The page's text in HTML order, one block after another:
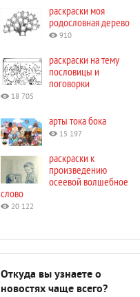
раскраски моя
родословная дерево
910
раскраски на тему
пословицы и
поговорки
18 705
арты тока бока
15 197
раскраски к
произведению
осеевой волшебное
слово
20 122
Откуда вы узнаете о
новостях чаще всего?